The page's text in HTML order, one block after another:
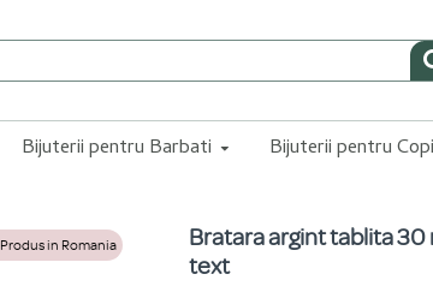
Bijuterii pentru Barbati Bijuterii pentru
Produs in Romania
Bratara argint tablita 30
text